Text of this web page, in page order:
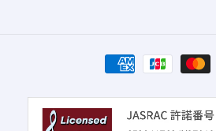
決
済
方
法